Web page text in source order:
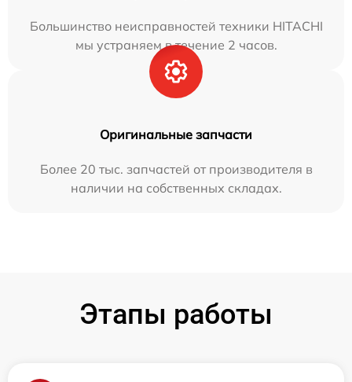
Большинство неисправностей техники HITACHI
мы устраняем в течение 2 часов.
Оригинальные запчасти
Более 20 тыс. запчастей от производителя в
наличии на собственных складах.
Этапы работы